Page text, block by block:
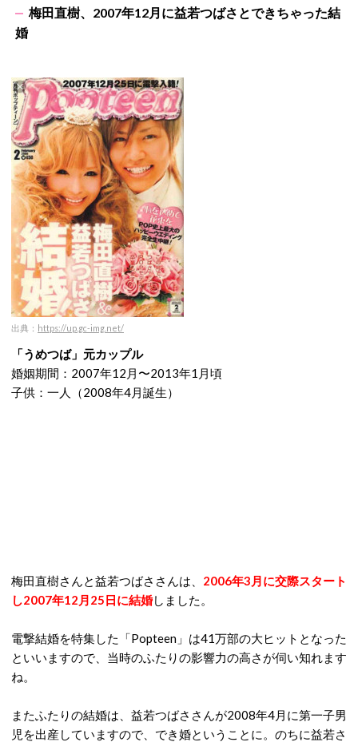
梅田直樹、2007年12月に益若つばさとできちゃった結
婚
出典： https://up.gc-img.net/
「うめつば」元カップル
婚姻期間：2007年12月〜2013年1月頃
子供：一人（2008年4月誕生）
梅田直樹さんと益若つばささんは、 2006年3月に交際スタート
し2007年12月25日に結婚しました。
電撃結婚を特集した「Popteen」は41万部の大ヒットとなった
といいますので、当時のふたりの影響力の高さが伺い知れます
ね。
またふたりの結婚は、益若つばささんが2008年4月に第一子男
児を出産していますので、でき婚ということに。のちに益若さ